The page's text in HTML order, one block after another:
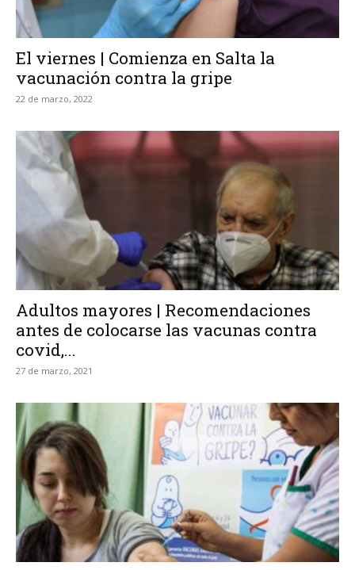
El viernes | Comienza en Salta la
vacunación contra la gripe
22 de marzo, 2022
Adultos mayores | Recomendaciones
antes de colocarse las vacunas contra
covid,...
27 de marzo, 2021